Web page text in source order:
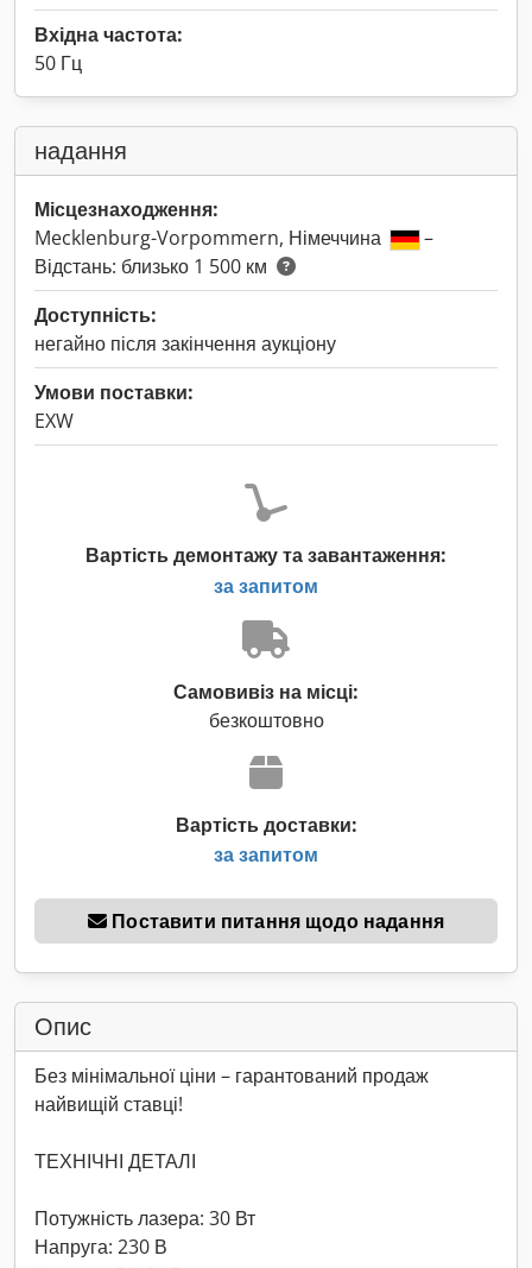
Вхідна частота:
50 Гц
надання
Місцезнаходження:
Mecklenburg-Vorpommern, Німеччина
–
Відстань: близько 1 500 км
Доступність:
негайно після закінчення аукціону
Умови поставки:
EXW
Вартість демонтажу та завантаження:
за запитом
Самовивіз на місці:
безкоштовно
Вартість доставки:
за запитом
Поставити питання щодо надання
Опис
Без мінімальної ціни – гарантований продаж
найвищій ставці!
ТЕХНІЧНІ ДЕТАЛІ
Потужність лазера: 30 Вт
Напруга: 230 В